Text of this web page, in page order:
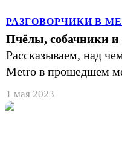
РАЗГОВОРЧИКИ В
Пчёлы, собачники и
Рассказываем, над
Metro в прошедшем
1 мая 2023